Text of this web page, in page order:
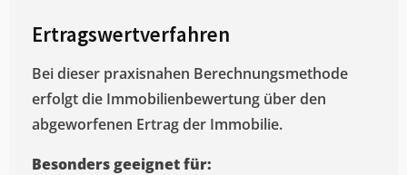
Ertragswertverfahren
Bei dieser praxisnahen Berechnungsmethode
erfolgt die Immobilienbewertung über den
abgeworfenen Ertrag der Immobilie.
Besonders geeignet für: